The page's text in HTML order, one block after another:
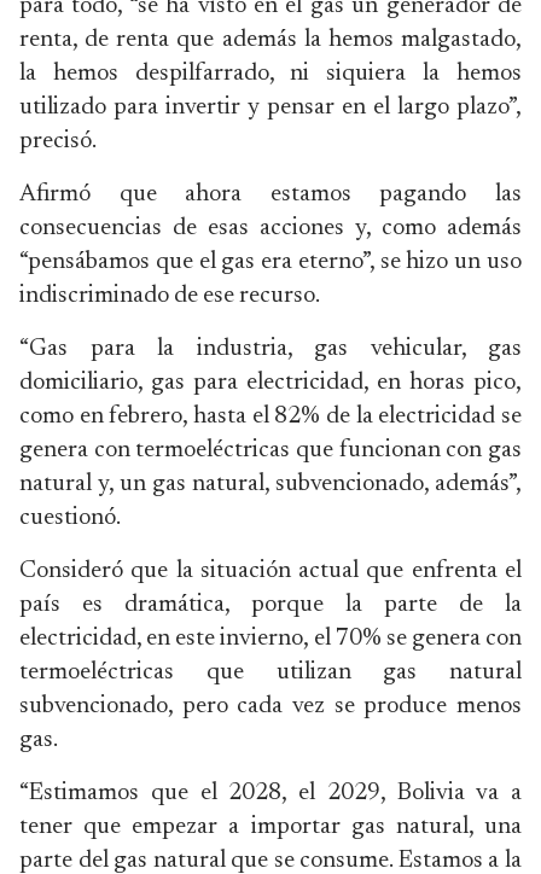
para todo, “se ha visto en el gas un generador de
renta, de renta que además la hemos malgastado,
la hemos despilfarrado, ni siquiera la hemos
utilizado para invertir y pensar en el largo plazo”,
precisó.
Afirmó que ahora estamos pagando las
consecuencias de esas acciones y, como además
“pensábamos que el gas era eterno”, se hizo un uso
indiscriminado de ese recurso.
“Gas para la industria, gas vehicular, gas
domiciliario, gas para electricidad, en horas pico,
como en febrero, hasta el 82% de la electricidad se
genera con termoeléctricas que funcionan con gas
natural y, un gas natural, subvencionado, además”,
cuestionó.
Consideró que la situación actual que enfrenta el
país es dramática, porque la parte de la
electricidad, en este invierno, el 70% se genera con
termoeléctricas que utilizan gas natural
subvencionado, pero cada vez se produce menos
gas.
“Estimamos que el 2028, el 2029, Bolivia va a
tener que empezar a importar gas natural, una
parte del gas natural que se consume. Estamos a la